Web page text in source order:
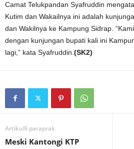
Camat Telukpandan Syafruddin
Kutim dan Wakailnya ini adalah
dan Wakilnya ke Kampung Sidrap.
dengan kunjungan bupati kali ini
lagi,” kata Syafruddin. (SK2)
Artikulli paraprak
Meski Kantongi KTP